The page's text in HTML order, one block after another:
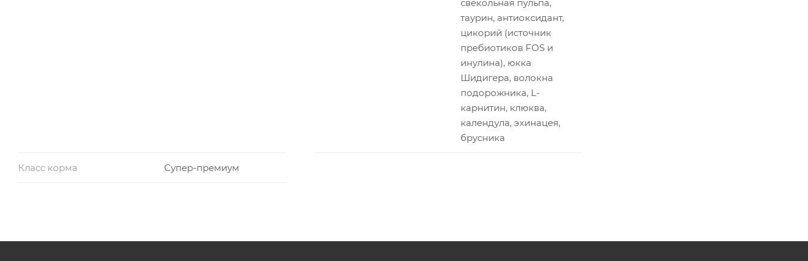
свекольная пульпа,
таурин, антиоксидант,
цикорий (источник
пребиотиков FOS и
инулина), юкка
Шидигера, волокна
подорожника, L-
карнитин, клюква,
календула, эхинацея,
брусника
Класс корма Супер-премиум